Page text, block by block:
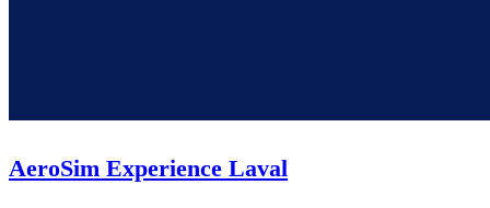
AeroSim Experience Laval